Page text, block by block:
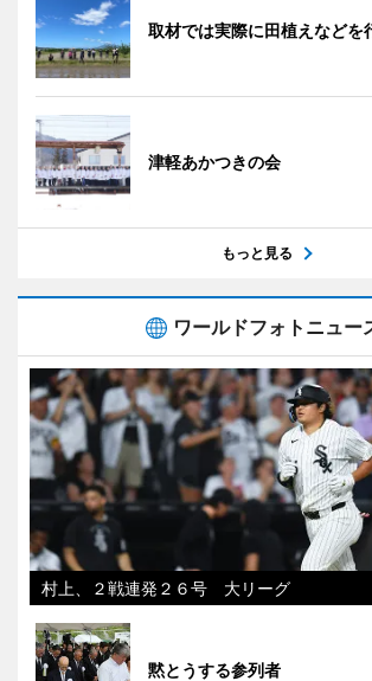
取材では実際に田植えなどを
津軽あかつきの会
もっと見る
ワールドフォトニュー
村上、２戦連発２６号 大リーグ
黙とうする参列者